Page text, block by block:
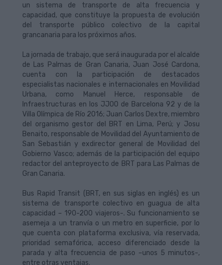
un sistema de transporte de alta frecuencia y
capacidad, que constituye la propuesta de evolución
del transporte público colectivo de la capital
grancanaria para los próximos años.
La jornada de trabajo, que será inaugurada por el alcalde
de Las Palmas de Gran Canaria, Juan José Cardona,
cuenta con la participación de destacados
especialistas nacionales e internacionales en Movilidad
Urbana, como Manuel Herce, responsable de
Infraestructuras en los JJOO de Barcelona 92 y de la
Villa Olímpica de Río 2016; Juan Carlos Dextre, miembro
del organismo gestor del BRT en Lima, Perú; y Josu
Benaito, responsable de Movilidad del Ayuntamiento de
San Sebastián y exdirector general de Movilidad del
Gobierno Vasco; además de la participación del equipo
redactor del anteproyecto de BRT para Las Palmas de
Gran Canaria.
Bus Rapid Transit (BRT, en sus siglas en inglés) es un
sistema de transporte colectivo en guagua de alta
capacidad – 190-200 viajeros-. Su funcionamiento se
asemeja a un tranvía o un metro en superficie, por lo
que cuenta con plataforma exclusiva, vía reservada,
prioridad semafórica, acceso diferenciado desde la
parada y alta frecuencia de paso –unos 5 minutos-,
entre otras ventajas.